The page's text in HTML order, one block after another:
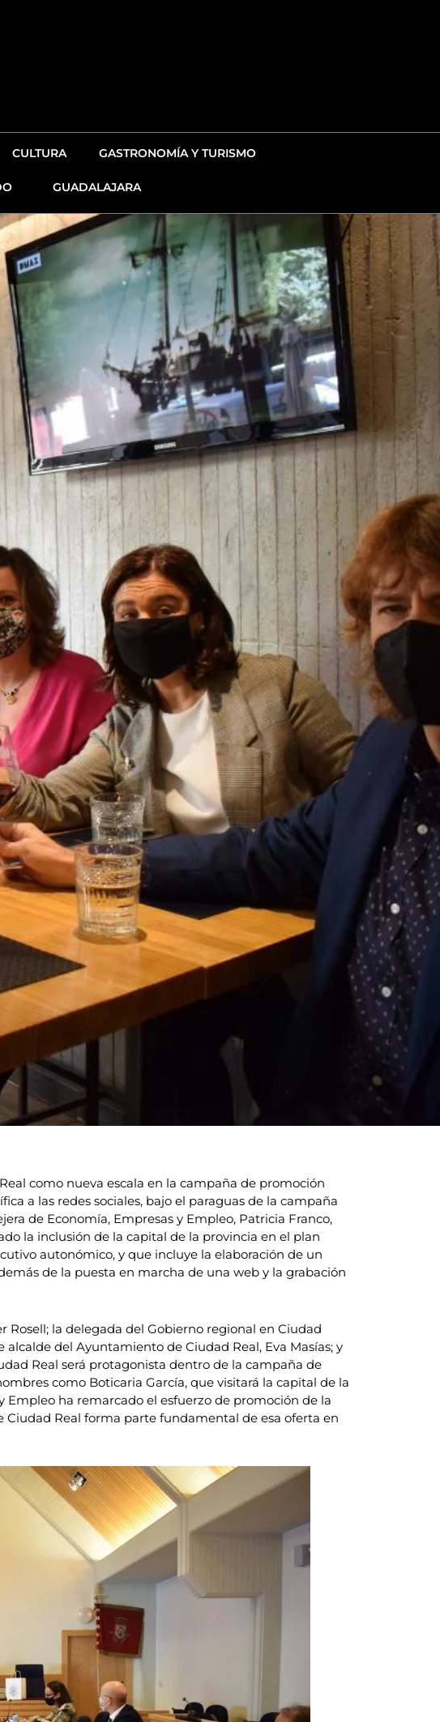
CULTURA GASTRONOMÍA Y TURISMO
GUADALAJARA
como nueva escala en la campaña de promoción
a las redes sociales, bajo el paraguas de la campaña
de Economía, Empresas y Empleo, Patricia Franco,
la inclusión de la capital de la provincia en el plan
autonómico, y que incluye la elaboración de un
de la puesta en marcha de una web y la grabación
la delegada del Gobierno regional en Ciudad
del Ayuntamiento de Ciudad Real, Eva Masías; y
Real será protagonista dentro de la campaña de
como Boticaria García, que visitará la capital de la
Empleo ha remarcado el esfuerzo de promoción de la
Real forma parte fundamental de esa oferta en